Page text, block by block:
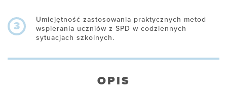
3
Umiejętność zastosowania praktycznych metod
wspierania uczniów z SPD w codziennych
sytuacjach szkolnych.
OPIS